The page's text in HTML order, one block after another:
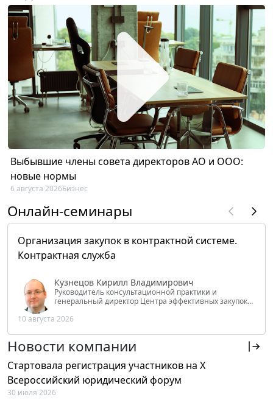
Выбывшие члены совета директоров АО и ООО:
новые нормы
6 августа 2026Бизнес
Онлайн-семинары
Организация закупок в контрактной системе.
Контрактная служба
Кузнецов Кирилл Владимирович
Руководитель консультационной практики и
генеральный директор Центра эффективных закупок
РФ
10 августа 2026
Новости компании
Стартовала регистрация участников на X
Всероссийский юридический форум
30 июля 2026